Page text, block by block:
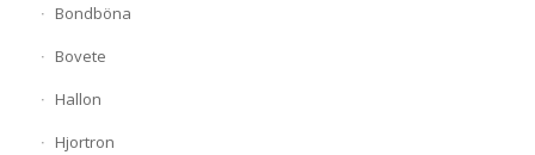
Bondböna
Bovete
Hallon
Hjortron